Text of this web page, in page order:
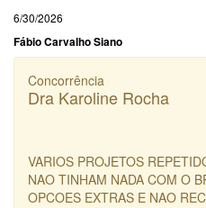
6/30/2026
Fábio Carvalho Siano
Concorrência
Dra Karoline Rocha
VARIOS PROJETOS
NAO TINHAM NADA COM O
OPCOES EXTRAS E NAO